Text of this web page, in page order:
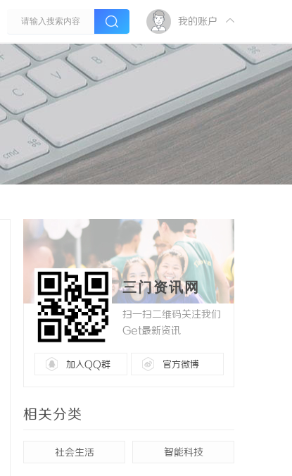
我的账户
三门资讯网
扫一扫二维码关注我们
Get最新资讯
加入QQ群 官方微博
相关分类
社会生活 智能科技